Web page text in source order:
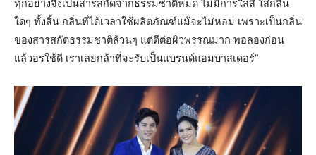
ทุกอย่างจึงเป็นสารสกัดจากธรรมชาติหมด ไม่มีการใส่สี ใส่กลิ่น
ใดๆ ทั้งสิ้น กลิ่นที่ได้เวลาใช้ผลิตภัณฑ์แม้จะไม่หอม เพราะเป็นกลิ่น
ของสารสกัดธรรมชาติล้วนๆ แต่ดีต่อผิวพรรณมาก พอลองก่อน
แล้วอรใช้ดี เราเลยกล้าที่จะรับเป็นแบรนด์แอมบาสเดอร์”